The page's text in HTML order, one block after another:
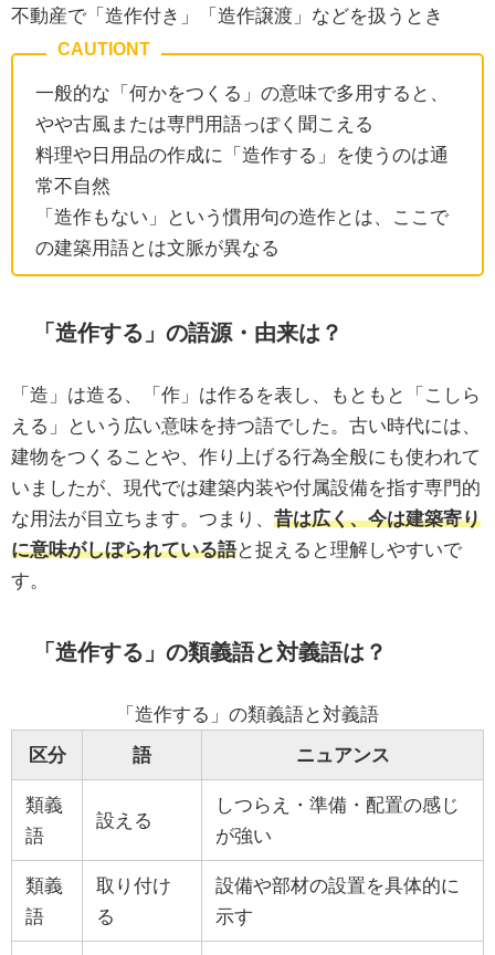
不動産で「造作付き」「造作譲渡」などを扱うとき
一般的な「何かをつくる」の意味で多用すると、
やや古風または専門用語っぽく聞こえる
料理や日用品の作成に「造作する」を使うのは通
常不自然
「造作もない」という慣用句の造作とは、ここで
の建築用語とは文脈が異なる
「造作する」の語源・由来は？
「造」は造る、「作」は作るを表し、もともと「こしら
える」という広い意味を持つ語でした。古い時代には、
建物をつくることや、作り上げる行為全般にも使われて
いましたが、現代では建築内装や付属設備を指す専門的
な用法が目立ちます。つまり、 昔は広く、今は建築寄り
に意味がしぼられている語と捉えると理解しやすいで
す。
「造作する」の類義語と対義語は？
「造作する」の類義語と対義語
区分 語 ニュアンス
類義
語
設える
しつらえ・準備・配置の感じ
が強い
類義
語
取り付け
る
設備や部材の設置を具体的に
示す